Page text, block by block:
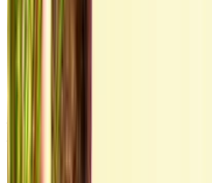
Huren en zelf rijden een Audi
Marokko. Diverse modellen
zijn te huur. Hieronder vindt u
leveranciers. Betaal nul
Ophalen bij filiaal is gratis
Agadir. Voor beschikbaarheid
Agadir luchthaven op de door
informeer bij de leverancier.
telefoon, WhatsApp of vraag